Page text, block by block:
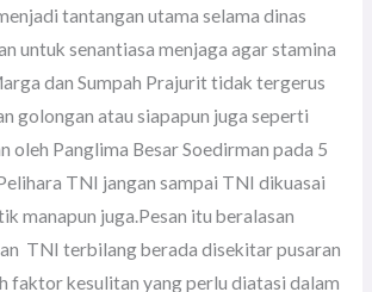
tantangan utama selama dinas
untuk senantiasa menjaga agar stamina
dan Sumpah Prajurit tidak tergerus
golongan atau siapapun juga seperti
oleh Panglima Besar Soedirman pada 5
TNI jangan sampai TNI dikuasai
manapun juga.Pesan itu beralasan
TNI terbilang berada disekitar pusaran
faktor kesulitan yang perlu diatasi dalam